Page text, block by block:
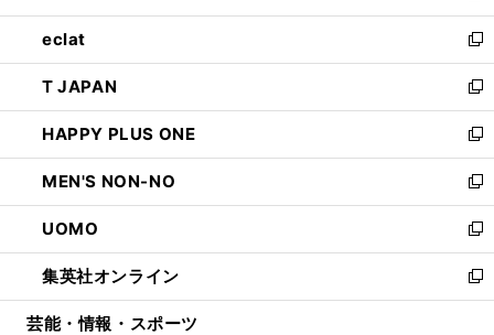
開
く
ウ
で
開
く
ン
ド
ウ
で
開
く
ウ
ィ
ン
ド
ウ
で
開
く
し
い
ウ
ィ
ン
ド
ウ
で
開
く
eclat
新
し
い
ウ
ィ
ン
ド
ウ
で
開
く
T JAPAN
新
し
い
ウ
ィ
ン
ド
ウ
で
開
HAPPY PLUS ONE
新
し
い
ウ
ィ
ン
ド
ウ
MEN'S NON-NO
新
し
い
ウ
ィ
ン
UOMO
新
し
い
ウ
集英社オンライン
新
し
芸能・情報・スポーツ